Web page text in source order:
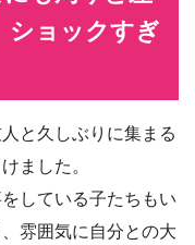
ショックすぎ
と久しぶりに集まる
ました。
している子たちもい
雰囲気に自分との大